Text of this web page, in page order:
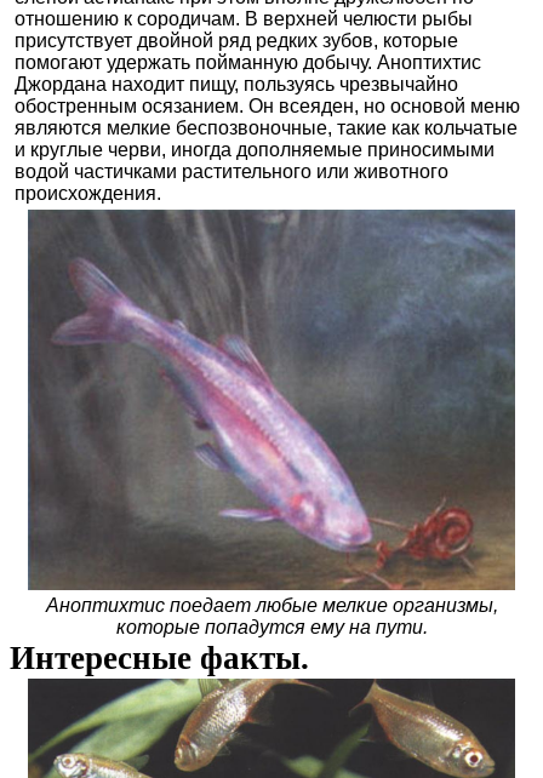
отношению к сородичам. В верхней челюсти рыбы
присутствует двойной ряд редких зубов, которые
помогают удержать пойманную добычу. Аноптихтис
Джордана находит пищу, пользуясь чрезвычайно
обостренным осязанием. Он всеяден, но основой меню
являются мелкие беспозвоночные, такие как кольчатые
и круглые черви, иногда дополняемые приносимыми
водой частичками растительного или животного
происхождения.
Аноптихтис поедает любые мелкие организмы,
которые попадутся ему на пути.
Интересные факты.